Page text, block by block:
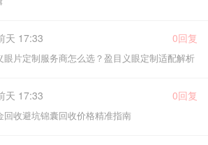
天 17:33 0回复
眼片定制服务商怎么选？盈目义眼定制适配解析
天 17:33 0回复
回收避坑锦囊回收价格精准指南